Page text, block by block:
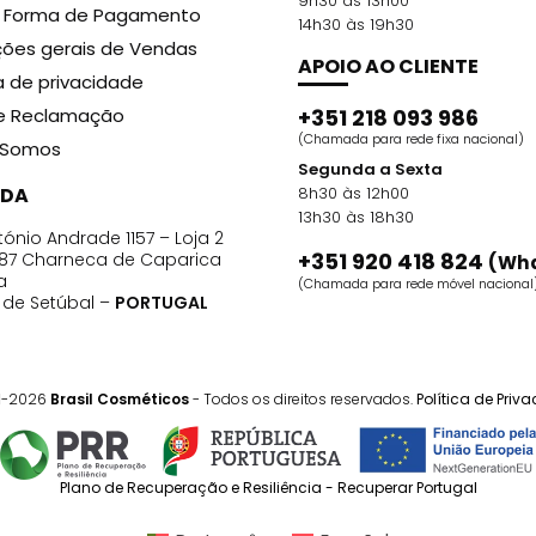
Capilar, retire o excesso de água e aplique
Deixe agir por 5 a 10 minutos. Enxágue.
nutridos e protegidos contra quebra.
da Widi Care proporciona alto condicionamento,
o condicionador também possui ação
Transição Capilar ou tratar com fios com a Máscara
Capilar no comprimento e pontas dos fios.
de Pagamento
gerais de Vendas
de privacidade
Reclamação
Andrade 1157 – Loja 2
Charneca de Caparica
Setúbal – PORTUGAL
14h30 às 19h30
APOIO AO CLIENTE
+351 218 093 986
(Chamada para rede fixa nacional)
Segunda a Sexta
8h30 às 12h00
13h30 às 18h30
+351 920 418 824
(Chamada para rede móvel
2026 Brasil Cosméticos- Todos os direitos reservados.Política de
Plano de Recuperação e Resiliência - Recuperar Portugal